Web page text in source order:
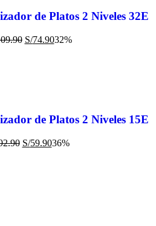
de Platos 2 Niveles 32E
S/74.9032%
de Platos 2 Niveles 15E
S/59.9036%